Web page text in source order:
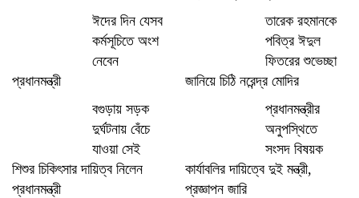
ঈদের দিন যেসব
কর্মসূচিতে অংশ
নেবেন
প্রধানমন্ত্রী
তারেক রহমানকে
পবিত্র ঈদুল
ফিতরের শুভেচ্ছা
জানিয়ে চিঠি নরেন্দ্র মোদির
বগুড়ায় সড়ক
দুর্ঘটনায় বেঁচে
যাওয়া সেই
শিশুর চিকিৎসার দায়িত্ব নিলেন
প্রধানমন্ত্রী
প্রধানমন্ত্রীর
অনুপস্থিতে
সংসদ বিষয়ক
কার্যাবলির দায়িত্বে দুই মন্ত্রী,
প্রজ্ঞাপন জারি